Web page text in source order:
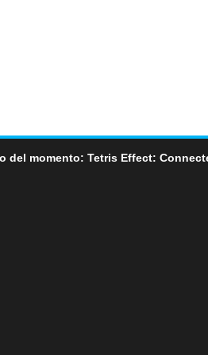
del momento: Tetris Effect: